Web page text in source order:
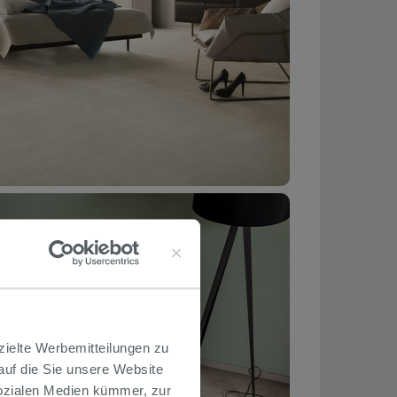
Werbemitteilungen zu
die Sie unsere Website
Medien kümmer, zur